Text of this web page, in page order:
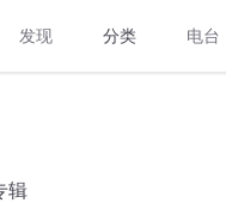
发现 分类 电台
辑